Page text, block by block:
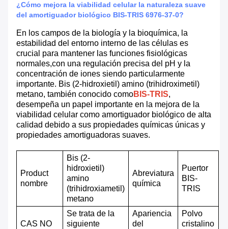
¿Cómo mejora la viabilidad celular la naturaleza suave
del amortiguador biológico BIS-TRIS 6976-37-0?
En los campos de la biología y la bioquímica, la
estabilidad del entorno interno de las células es
crucial para mantener las funciones fisiológicas
normales,con una regulación precisa del pH y la
concentración de iones siendo particularmente
importante. Bis (2-hidroxietil) amino (trihidroximetil)
metano, también conocido comoBIS-TRIS,
desempeña un papel importante en la mejora de la
viabilidad celular como amortiguador biológico de alta
calidad debido a sus propiedades químicas únicas y
propiedades amortiguadoras suaves.
Product
nombre
Bis (2-
hidroxietil)
amino
(trihidroxiametil)
metano
Abreviatura
química
Puertor
BIS-
TRIS
CAS NO
Se trata de la
siguiente
Apariencia
del
Polvo
cristalino